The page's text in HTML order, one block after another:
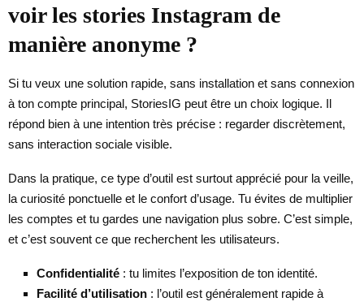
voir les stories Instagram de
manière anonyme ?
Si tu veux une solution rapide, sans installation et sans connexion
à ton compte principal, StoriesIG peut être un choix logique. Il
répond bien à une intention très précise : regarder discrètement,
sans interaction sociale visible.
Dans la pratique, ce type d’outil est surtout apprécié pour la veille,
la curiosité ponctuelle et le confort d’usage. Tu évites de multiplier
les comptes et tu gardes une navigation plus sobre. C’est simple,
et c’est souvent ce que recherchent les utilisateurs.
Confidentialité : tu limites l’exposition de ton identité.
Facilité d’utilisation : l’outil est généralement rapide à